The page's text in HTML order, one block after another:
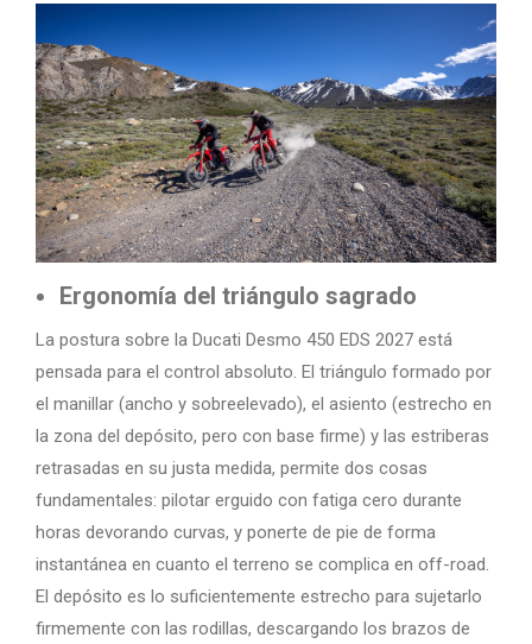
Ergonomía del triángulo sagrado
La postura sobre la Ducati Desmo 450 EDS 2027 está
pensada para el control absoluto. El triángulo formado por
el manillar (ancho y sobreelevado), el asiento (estrecho en
la zona del depósito, pero con base firme) y las estriberas
retrasadas en su justa medida, permite dos cosas
fundamentales: pilotar erguido con fatiga cero durante
horas devorando curvas, y ponerte de pie de forma
instantánea en cuanto el terreno se complica en off-road.
El depósito es lo suficientemente estrecho para sujetarlo
firmemente con las rodillas, descargando los brazos de